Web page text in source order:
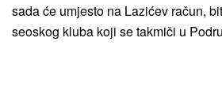
sada će umjesto na Lazićev račun,
seoskog kluba koji se takmiči u